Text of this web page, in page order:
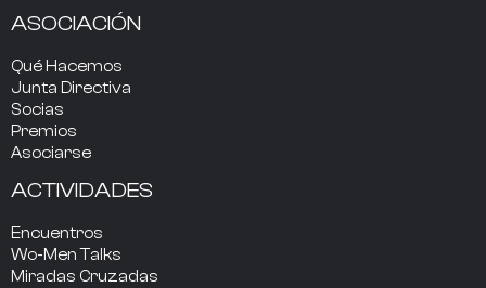
ASOCIACIÓN
Qué Hacemos
Junta Directiva
Socias
Premios
Asociarse
ACTIVIDADES
Encuentros
Wo-Men Talks
Miradas Cruzadas